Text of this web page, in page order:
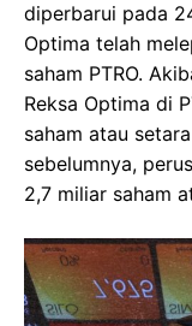
diperbarui pada
Optima telah
saham PTRO.
Reksa Optima di
saham atau
sebelumnya,
2,7 miliar saham